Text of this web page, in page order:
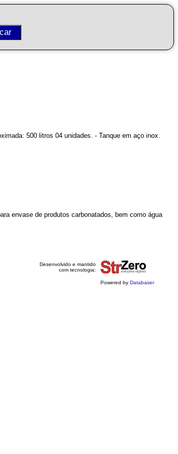
500 litros 04 unidades. - Tanque em aço inox.
envase de produtos carbonatados, bem como água
Desenvolvido e mantido
com tecnologia:
Powered by Databaser